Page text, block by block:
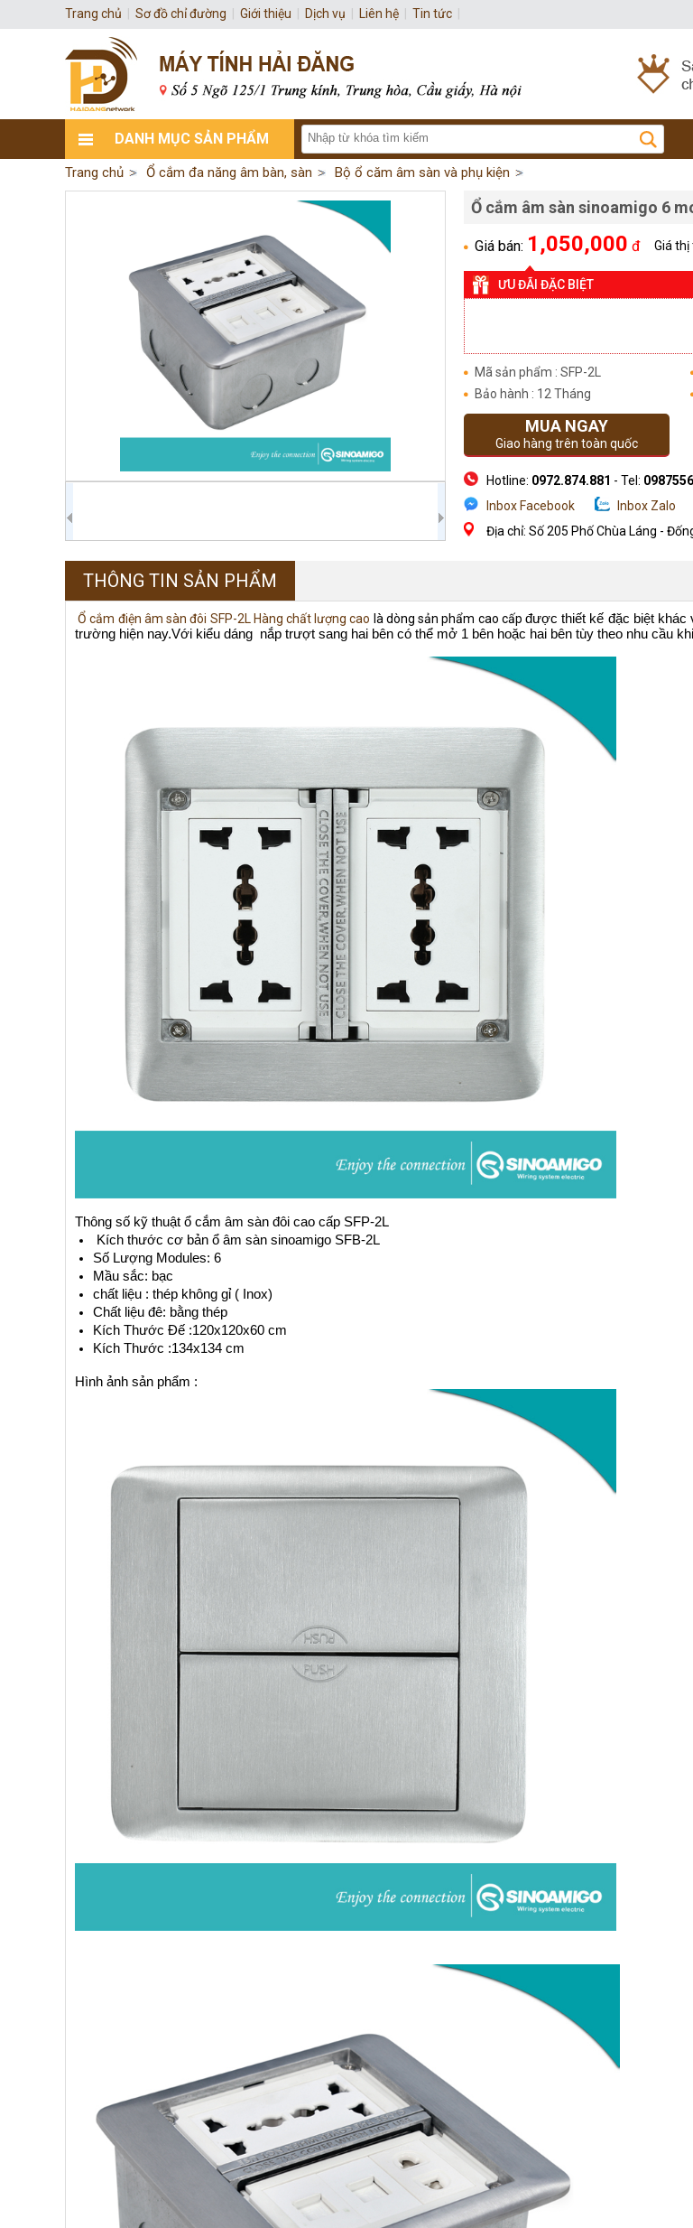
DANH MỤC SẢN PHẨM
Trang chủ Ổ cắm đa năng âm bàn, sàn Bộ ổ căm âm sàn và phụ kiện
Ổ cắm âm sàn sinoamigo 6
Giá bán: 1,050,000 đ Giá
ƯU ĐÃI ĐẶC BIỆT
Mã sản phẩm : SFP-2L
Bảo hành : 12 Tháng
MUA NGAY
Giao hàng trên toàn quốc
Hotline: 0972.874.881 - Tel:
Inbox Facebook
Inbox Zalo
Địa chỉ: Số 205 Phố Chùa Láng -
THÔNG TIN SẢN PHẨM
Ổ cắm điện âm sàn đôi SFP-2L Hàng chất lượng cao là dòng sản phẩm cao cấp được thiết kế đặc biệt khác
trường hiện nay.Với kiểu dáng nắp trượt sang hai bên có thể mở 1 bên hoặc hai bên tùy theo nhu cầu
Thông số kỹ thuật ổ cắm âm sàn đôi cao cấp SFP-2L
Kích thước cơ bản ổ âm sàn sinoamigo SFB-2L
Số Lượng Modules: 6
Mầu sắc: bạc
chất liệu : thép không gỉ ( Inox)
Chất liệu đê: bằng thép
Kích Thước Đế :120x120x60 cm
Kích Thước :134x134 cm
Hình ảnh sản phẩm :
Trang chủ Sơ đồ chỉ đường Giới thiệu Dịch vụ Liên hệ Tin tức